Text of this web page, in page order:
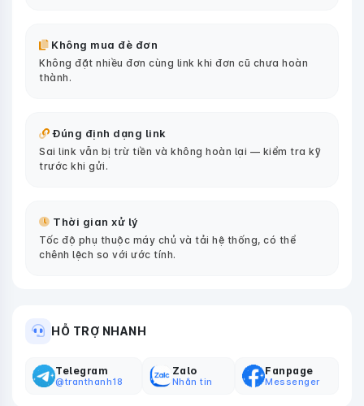
Không mua đè đơn
Không đặt nhiều đơn cùng link khi đơn cũ chưa hoàn
thành.
Đúng định dạng link
Sai link vẫn bị trừ tiền và không hoàn lại — kiểm tra kỹ
trước khi gửi.
Thời gian xử lý
Tốc độ phụ thuộc máy chủ và tải hệ thống, có thể
chênh lệch so với ước tính.
HỖ TRỢ NHANH
Telegram
@tranthanh18
Zalo
Nhắn tin
Fanpage
Messenger